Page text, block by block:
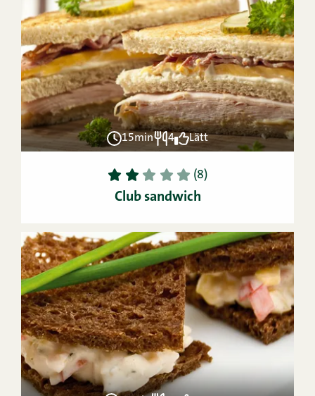
15min 4 Lätt
1 2 3 4 5 (8)
Club sandwich